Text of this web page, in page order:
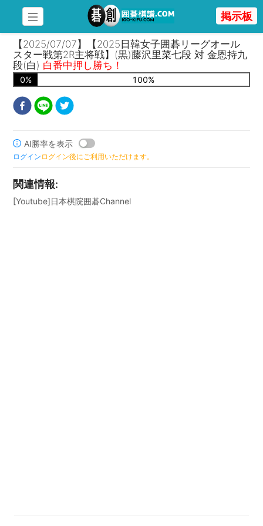
掲示板
【2025/07/07】【2025日韓女子囲碁リーグオール
スター戦第2R主将戦】(黒)藤沢里菜七段 対 金恩持九
段(白) 白番中押し勝ち！
0% 100%
AI勝率を表示
ログイン ログイン後にご利用いただけます。
関連情報:
[Youtube]日本棋院囲碁Channel